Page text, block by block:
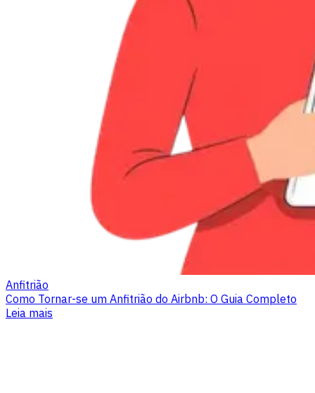
Anfitrião
Como Tornar-se um Anfitrião do Airbnb: O Guia Completo
Leia mais